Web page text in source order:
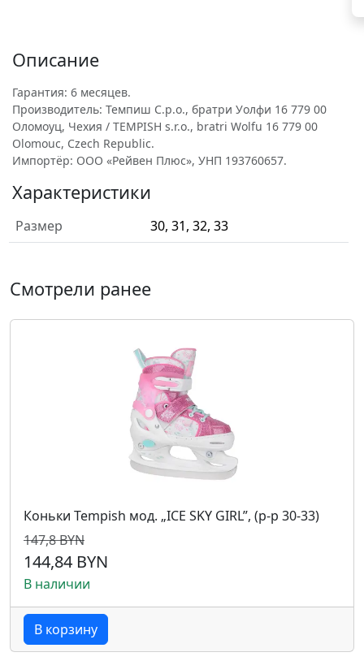
Описание
Гарантия: 6 месяцев.
Производитель: Темпиш С.р.о., братри Уолфи 16 779 00
Оломоуц, Чехия / TEMPISH s.r.o., bratri Wolfu 16 779 00
Olomouc, Czech Republic.
Импортёр: ООО «Рейвен Плюс», УНП 193760657.
Характеристики
Размер 30, 31, 32, 33
Смотрели ранее
Коньки Tempish мод. „ICE SKY GIRL”, (р-р 30-33)
147,8 BYN
144,84 BYN
В наличии
В корзину